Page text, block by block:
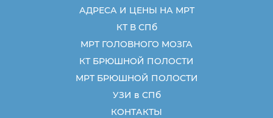
АДРЕСА И ЦЕНЫ НА МРТ
КТ В СПб
МРТ ГОЛОВНОГО МОЗГА
КТ БРЮШНОЙ ПОЛОСТИ
МРТ БРЮШНОЙ ПОЛОСТИ
УЗИ в СПб
КОНТАКТЫ